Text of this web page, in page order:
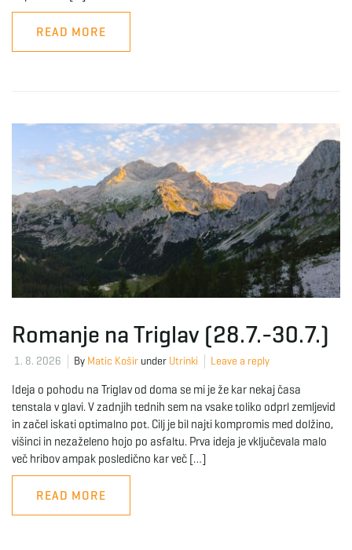
READ MORE
Romanje na Triglav (28.7.-30.7.)
1. 8. 2026 By Matic Košir under Utrinki Leave a reply
Ideja o pohodu na Triglav od doma se mi je že kar nekaj časa
tenstala v glavi. V zadnjih tednih sem na vsake toliko odprl zemljevid
in začel iskati optimalno pot. Cilj je bil najti kompromis med dolžino,
višinci in nezaželeno hojo po asfaltu. Prva ideja je vključevala malo
več hribov ampak posledično kar več […]
READ MORE